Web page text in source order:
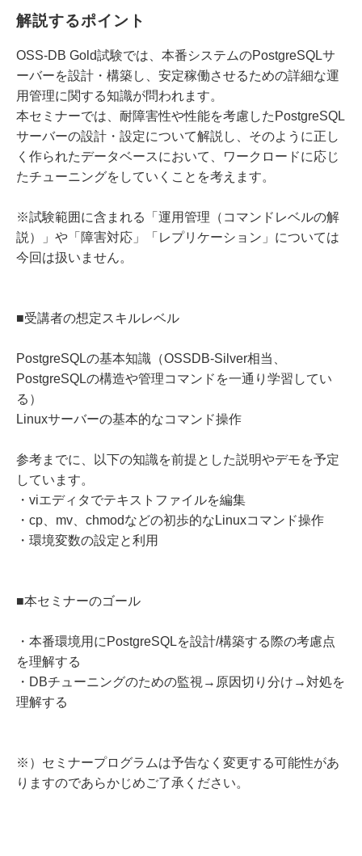
解説するポイント
OSS-DB Gold試験では、本番システムのPostgreSQLサ
ーバーを設計・構築し、安定稼働させるための詳細な運
用管理に関する知識が問われます。
本セミナーでは、耐障害性や性能を考慮したPostgreSQL
サーバーの設計・設定について解説し、そのように正し
く作られたデータベースにおいて、ワークロードに応じ
たチューニングをしていくことを考えます。
※試験範囲に含まれる「運用管理（コマンドレベルの解
説）」や「障害対応」「レプリケーション」については
今回は扱いません。
■受講者の想定スキルレベル
PostgreSQLの基本知識（OSSDB-Silver相当、
PostgreSQLの構造や管理コマンドを一通り学習してい
る）
Linuxサーバーの基本的なコマンド操作
参考までに、以下の知識を前提とした説明やデモを予定
しています。
・viエディタでテキストファイルを編集
・cp、mv、chmodなどの初歩的なLinuxコマンド操作
・環境変数の設定と利用
■本セミナーのゴール
・本番環境用にPostgreSQLを設計/構築する際の考慮点
を理解する
・DBチューニングのための監視→原因切り分け→対処を
理解する
※）セミナープログラムは予告なく変更する可能性があ
りますのであらかじめご了承ください。